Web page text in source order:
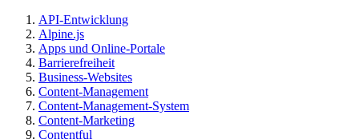
API-Entwicklung
Alpine.js
Apps und Online-Portale
Barrierefreiheit
Business-Websites
Content-Management
Content-Management-System
Content-Marketing
Contentful